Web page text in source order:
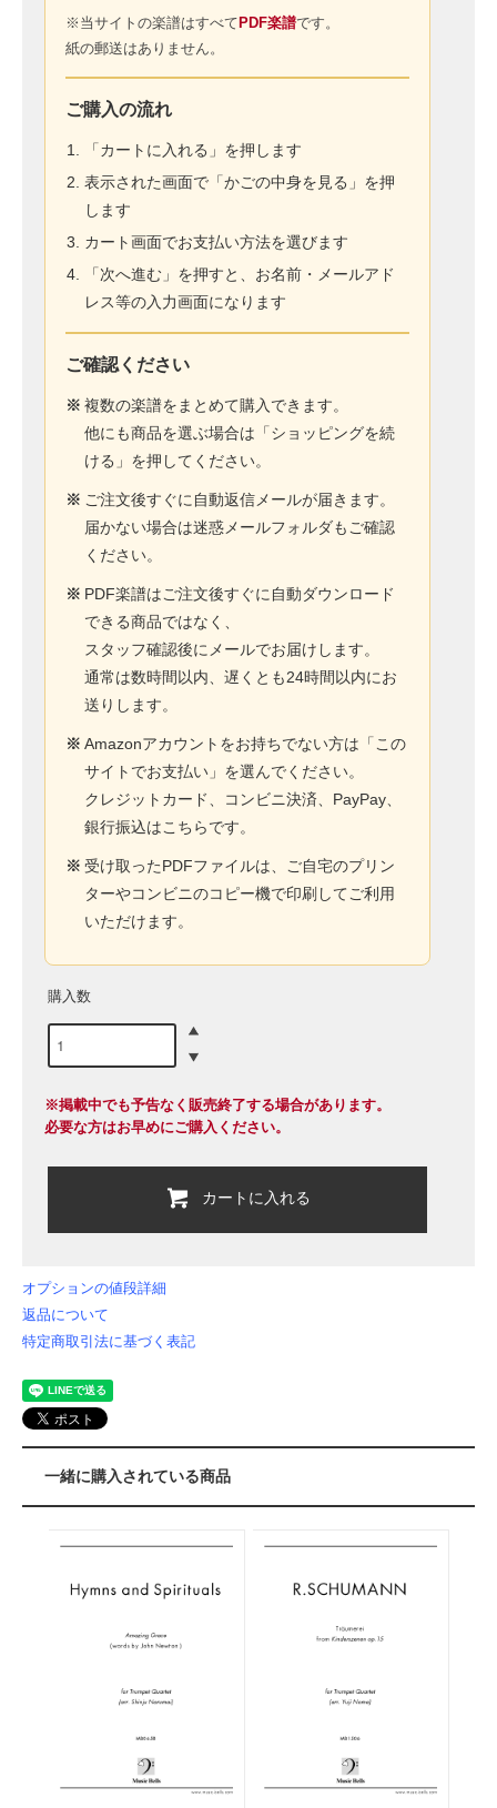
※当サイトの楽譜はすべてPDF楽譜です。
紙の郵送はありません。
ご購入の流れ
「カートに入れる」を押します
表示された画面で「かごの中身を見る」を押
します
カート画面でお支払い方法を選びます
「次へ進む」を押すと、お名前・メールアド
レス等の入力画面になります
ご確認ください
※ 複数の楽譜をまとめて購入できます。
他にも商品を選ぶ場合は「ショッピングを続
ける」を押してください。
※ ご注文後すぐに自動返信メールが届きます。
届かない場合は迷惑メールフォルダもご確認
ください。
※ PDF楽譜はご注文後すぐに自動ダウンロード
できる商品ではなく、
スタッフ確認後にメールでお届けします。
通常は数時間以内、遅くとも24時間以内にお
送りします。
※ Amazonアカウントをお持ちでない方は「この
サイトでお支払い」を選んでください。
クレジットカード、コンビニ決済、PayPay、
銀行振込はこちらです。
※ 受け取ったPDFファイルは、ご自宅のプリン
ターやコンビニのコピー機で印刷してご利用
いただけます。
購入数
※掲載中でも予告なく販売終了する場合があります。
必要な方はお早めにご購入ください。
カートに入れる
オプションの値段詳細
返品について
特定商取引法に基づく表記
一緒に購入されている商品